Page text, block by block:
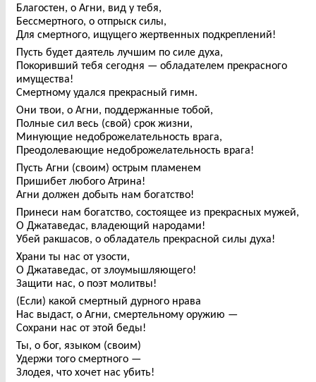
Благостен, о Агни, вид у тебя,
Бессмертного, о отпрыск силы,
Для смертного, ищущего жертвенных подкреплений!
Пусть будет даятель лучшим по силе духа,
Покоривший тебя сегодня — обладателем прекрасного
имущества!
Смертному удался прекрасный гимн.
Они твои, о Агни, поддержанные тобой,
Полные сил весь (свой) срок жизни,
Минующие недоброжелательность врага,
Преодолевающие недоброжелательность врага!
Пусть Агни (своим) острым пламенем
Пришибет любого Атрина!
Агни должен добыть нам богатство!
Принеси нам богатство, состоящее из прекрасных мужей,
О Джатаведас, владеющий народами!
Убей ракшасов, о обладатель прекрасной силы духа!
Храни ты нас от узости,
О Джатаведас, от злоумышляющего!
Защити нас, о поэт молитвы!
(Если) какой смертный дурного нрава
Нас выдаст, о Агни, смертельному оружию —
Сохрани нас от этой беды!
Ты, о бог, языком (своим)
Удержи того смертного —
Злодея, что хочет нас убить!